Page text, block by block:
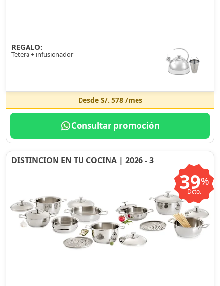
REGALO:
Tetera + infusionador
Desde S/. 578/mes
Consultar promoción
DISTINCION EN TU COCINA | 2026 - 3
39%
Dcto.